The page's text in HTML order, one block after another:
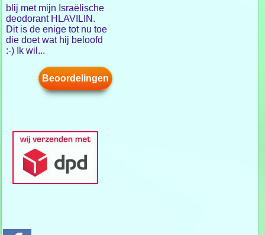
blij met mijn Israëlische
deodorant HLAVILIN.
Dit is de enige tot nu toe
die doet wat hij beloofd
:-) Ik wil...
Beoordelingen